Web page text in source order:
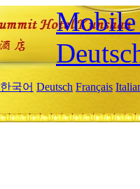
Mobile
한국어 Deutsch Français